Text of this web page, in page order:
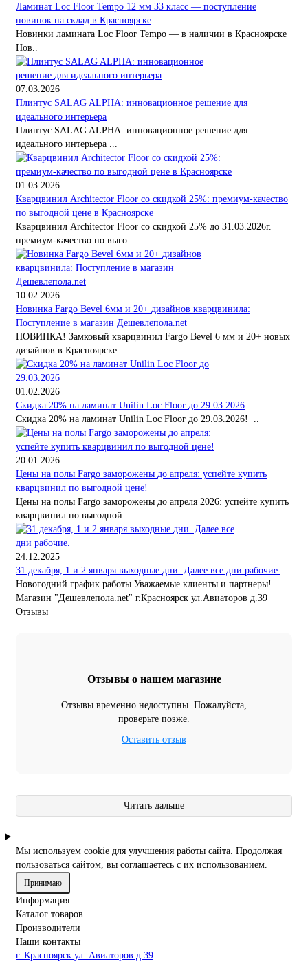
Ламинат Loc Floor Tempo 12 мм 33 класс — поступление
новинок на склад в Красноярске
Новинки ламината Loc Floor Tempo — в наличии в Красноярске
Нов..
07.03.2026
Плинтус SALAG ALPHA: инновационное решение для
идеального интерьера
Плинтус SALAG ALPHA: инновационное решение для
идеального интерьера ...
01.03.2026
Кварцвинил Architector Floor со скидкой 25%: премиум-качество
по выгодной цене в Красноярске
Кварцвинил Architector Floor со скидкой 25% до 31.03.2026г.
премиум-качество по выго..
10.02.2026
Новинка Fargo Bevel 6мм и 20+ дизайнов кварцвинила:
Поступление в магазин Дешевлепола.net
НОВИНКА! Замковый кварцвинил Fargo Bevel 6 мм и 20+ новых
дизайнов в Красноярске ..
01.02.2026
Скидка 20% на ламинат Unilin Loc Floor до 29.03.2026
Скидка 20% на ламинат Unilin Loc Floor до 29.03.2026! ..
20.01.2026
Цены на полы Fargo заморожены до апреля: успейте купить
кварцвинил по выгодной цене!
Цены на полы Fargo заморожены до апреля 2026: успейте купить
кварцвинил по выгодной ..
24.12.2025
31 декабря, 1 и 2 января выходные дни. Далее все дни рабочие.
Новогодний график работы Уважаемые клиенты и партнеры! ..
Магазин "Дешевлепола.net" г.Красноярск ул.Авиаторов д.39
Отзывы
Отзывы о нашем магазине
Отзывы временно недоступны. Пожалуйста,
проверьте позже.
Оставить отзыв
Читать дальше
Мы используем cookie для улучшения работы сайта. Продолжая
пользоваться сайтом, вы соглашаетесь с их использованием.
Принимаю
Информация
Каталог товаров
Производители
Наши контакты
г. Красноярск ул. Авиаторов д.39